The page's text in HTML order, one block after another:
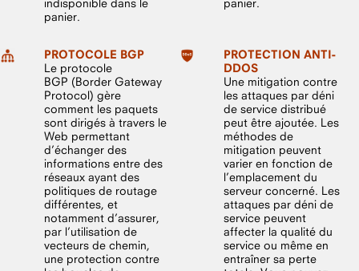
indisponible dans le
panier.
panier.
PROTOCOLE BGP
Le protocole
BGP (Border Gateway
Protocol) gère
comment les paquets
sont dirigés à travers le
Web permettant
d’échanger des
informations entre des
réseaux ayant des
politiques de routage
différentes, et
notamment d’assurer,
par l’utilisation de
vecteurs de chemin,
une protection contre
PROTECTION ANTI-
DDOS
Une mitigation contre
les attaques par déni
de service distribué
peut être ajoutée. Les
méthodes de
mitigation peuvent
varier en fonction de
l’emplacement du
serveur concerné. Les
attaques par déni de
service peuvent
affecter la qualité du
service ou même en
entraîner sa perte